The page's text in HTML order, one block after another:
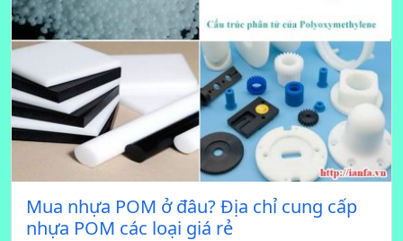
Mua nhựa POM ở đâu? Địa chỉ cung cấp
nhựa POM các loại giá rẻ